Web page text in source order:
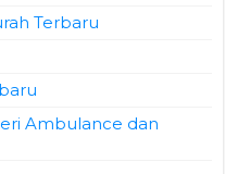
Terbaru
Ambulance dan